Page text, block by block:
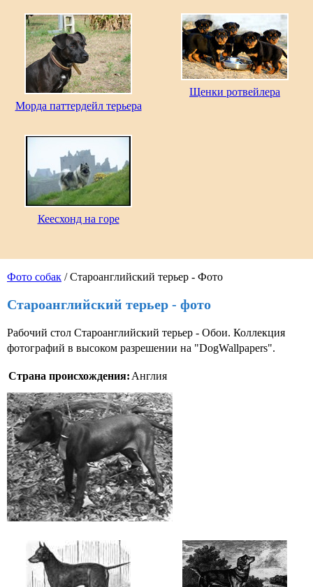
Фото собак / Староанглийский терьер - Фото
Староанглийский терьер - фото
Рабочий стол Староанглийский терьер - Обои. Коллекция
фотографий в высоком разрешении на "DogWallpapers".
Страна происхождения: Англия
Морда паттердейл терьера
Щенки ротвейлера
Кеесхонд на горе